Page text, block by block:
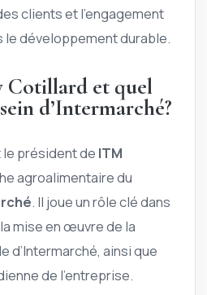
clients et l’engagement
le développement durable.
Cotillard et quel
d’Intermarché?
président de ITM
agroalimentaire du
. Il joue un rôle clé dans
mise en œuvre de la
d’Intermarché, ainsi que
de l’entreprise.